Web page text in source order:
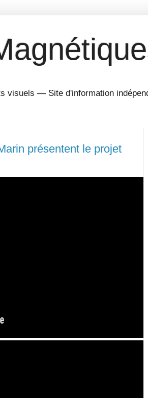
visuels — Site d'information
présentent le projet